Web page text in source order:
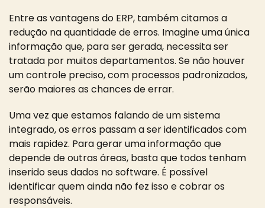
Entre as vantagens do ERP, também citamos a
redução na quantidade de erros. Imagine uma única
informação que, para ser gerada, necessita ser
tratada por muitos departamentos. Se não houver
um controle preciso, com processos padronizados,
serão maiores as chances de errar.
Uma vez que estamos falando de um sistema
integrado, os erros passam a ser identificados com
mais rapidez. Para gerar uma informação que
depende de outras áreas, basta que todos tenham
inserido seus dados no software. É possível
identificar quem ainda não fez isso e cobrar os
responsáveis.